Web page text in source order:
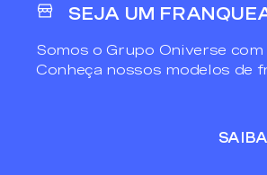
SEJA UM
Somos o Grupo Oniverse
Conheça nossos modelos de